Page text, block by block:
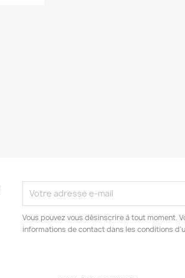
Vous pouvez vous désinscrire à tout moment.
informations de contact dans les conditions